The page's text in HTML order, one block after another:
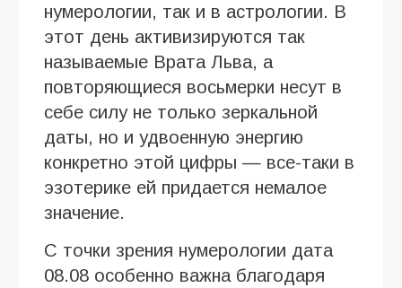
нумерологии, так и в астрологии. В
этот день активизируются так
называемые Врата Льва, а
повторяющиеся восьмерки несут в
себе силу не только зеркальной
даты, но и удвоенную энергию
конкретно этой цифры — все-таки в
эзотерике ей придается немалое
значение.
С точки зрения нумерологии дата
08.08 особенно важна благодаря